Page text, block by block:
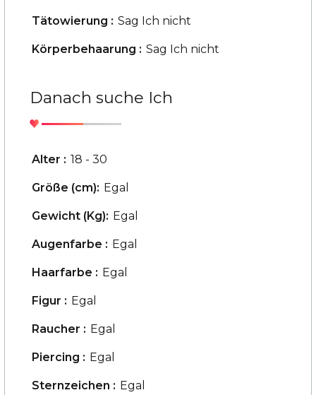
Tätowierung : Sag Ich nicht
Körperbehaarung : Sag Ich nicht
Danach suche Ich
Alter : 18 - 30
Größe (cm): Egal
Gewicht (Kg): Egal
Augenfarbe : Egal
Haarfarbe : Egal
Figur : Egal
Raucher : Egal
Piercing : Egal
Sternzeichen : Egal